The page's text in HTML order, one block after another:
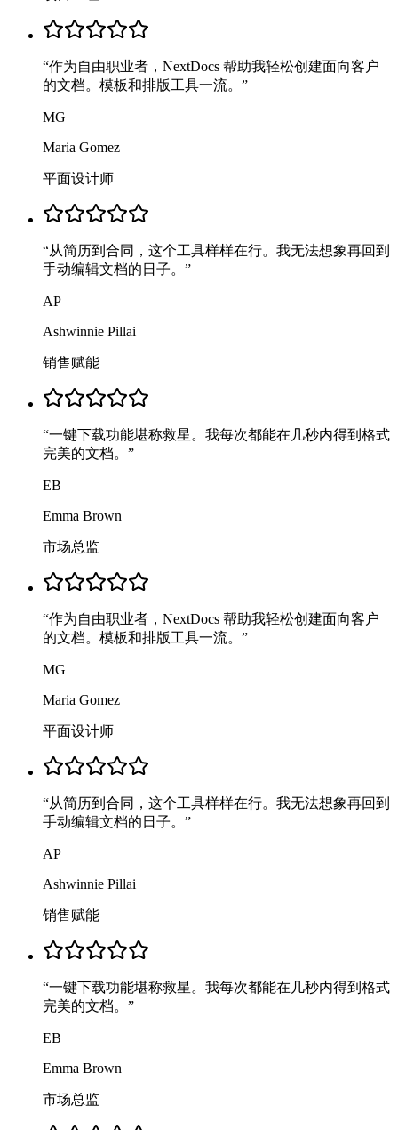
“作为自由职业者，NextDocs 帮助我轻松创建面向客户
的文档。模板和排版工具一流。 ”
MG
Maria Gomez
平面设计师
“从简历到合同，这个工具样样在行。我无法想象再回到
手动编辑文档的日子。 ”
AP
Ashwinnie Pillai
销售赋能
“一键下载功能堪称救星。我每次都能在几秒内得到格式
完美的文档。 ”
EB
Emma Brown
市场总监
“作为自由职业者，NextDocs 帮助我轻松创建面向客户
的文档。模板和排版工具一流。 ”
MG
Maria Gomez
平面设计师
“从简历到合同，这个工具样样在行。我无法想象再回到
手动编辑文档的日子。 ”
AP
Ashwinnie Pillai
销售赋能
“一键下载功能堪称救星。我每次都能在几秒内得到格式
完美的文档。 ”
EB
Emma Brown
市场总监